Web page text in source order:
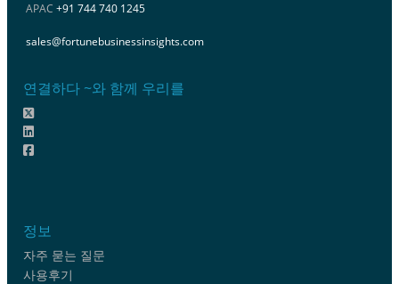
APAC +91 744 740 1245
sales@fortunebusinessinsights.com
연결하다 ~와 함께 우리를
정보
자주 묻는 질문
사용후기